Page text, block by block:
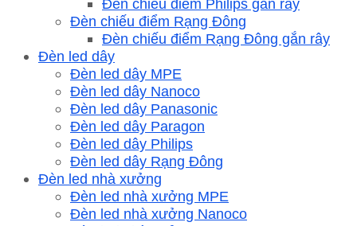
Đèn chiếu điểm Rạng Đông
Đèn chiếu điểm Rạng Đông gắn rây
Đèn led dây
Đèn led dây MPE
Đèn led dây Nanoco
Đèn led dây Panasonic
Đèn led dây Paragon
Đèn led dây Philips
Đèn led dây Rạng Đông
Đèn led nhà xưởng
Đèn led nhà xưởng MPE
Đèn led nhà xưởng Nanoco